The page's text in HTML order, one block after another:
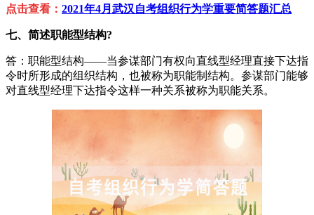
点击查看： 2021年4月武汉自考组织行为学重要简答题汇总
七、简述职能型结构?
答：职能型结构——当参谋部门有权向直线型经理直接下达指
令时所形成的组织结构，也被称为职能制结构。参谋部门能够
对直线型经理下达指令这样一种关系被称为职能关系。